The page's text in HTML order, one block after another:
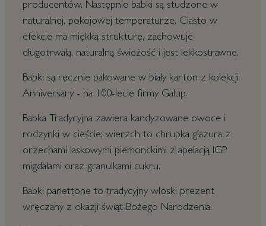
producentów. Następnie babki są studzone w
naturalnej, pokojowej temperaturze. Ciasto w
efekcie ma miękką strukturę, zachowuje
długotrwałą, naturalną świeżość i jest lekkostrawne.
Babki są ręcznie pakowane w biały karton z kolekcji
Anniversary - na 100-lecie firmy Galup.
Babka Tradycyjna zawiera kandyzowane owoce i
rodzynki w cieście; wierzch to chrupka glazura z
orzechami laskowymi piemonckimi z apelacją IGP,
migdałami oraz granulkami cukru.
Babki panettone to tradycyjny włoski prezent
wręczany z okazji świąt Bożego Narodzenia.